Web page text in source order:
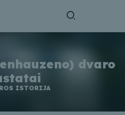
dvaro
ISTORIJA